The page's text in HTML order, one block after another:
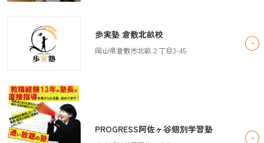
歩実塾 倉敷北畝校
岡山県倉敷市北畝２丁目3-45
PROGRESS阿佐ヶ谷個別学習塾